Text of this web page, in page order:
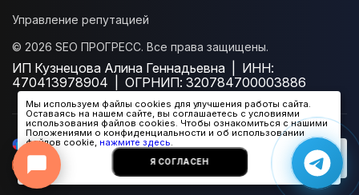
Управление репутацией
© 2026 SEO ПРОГРЕСС. Все права защищены.
ИП Кузнецова Алина Геннадьевна | ИНН:
470413978904 | ОГРНИП: 320784700003886
Мы используем файлы cookies для улучшения работы сайта.
Оставаясь на нашем сайте, вы соглашаетесь с условиями
использования файлов cookies. Чтобы ознакомиться с нашими
Положениями о конфиденциальности и об использовании
файлов cookie, нажмите здесь.
Я СОГЛАСЕН
Онлайн-консультант